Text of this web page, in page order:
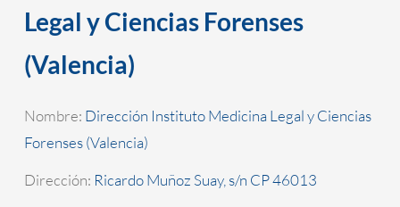
Legal y Ciencias Forenses
(Valencia)
Nombre: Dirección Instituto Medicina Legal y Ciencias
Forenses (Valencia)
Dirección: Ricardo Muñoz Suay, s/n CP 46013